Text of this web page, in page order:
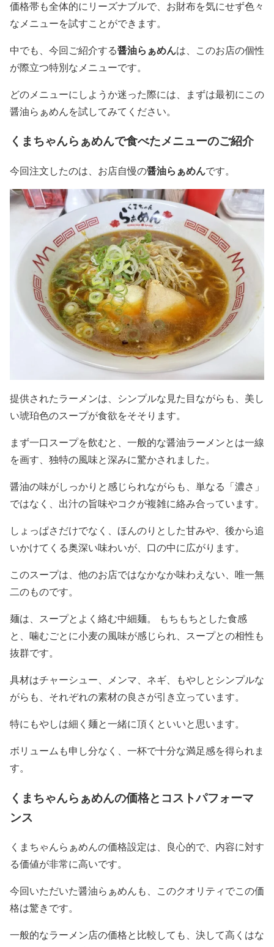
価格帯も全体的にリーズナブルで、お財布を気にせず色々
なメニューを試すことができます。
中でも、今回ご紹介する醤油らぁめんは、このお店の個性
が際立つ特別なメニューです。
どのメニューにしようか迷った際には、まずは最初にこの
醤油らぁめんを試してみてください。
くまちゃんらぁめんで食べたメニューのご紹介
今回注文したのは、お店自慢の醤油らぁめんです。
提供されたラーメンは、シンプルな見た目ながらも、美し
い琥珀色のスープが食欲をそそります。
まず一口スープを飲むと、一般的な醤油ラーメンとは一線
を画す、独特の風味と深みに驚かされました。
醤油の味がしっかりと感じられながらも、単なる「濃さ」
ではなく、出汁の旨味やコクが複雑に絡み合っています。
しょっぱさだけでなく、ほんのりとした甘みや、後から追
いかけてくる奥深い味わいが、口の中に広がります。
このスープは、他のお店ではなかなか味わえない、唯一無
二のものです。
麺は、スープとよく絡む中細麺。 もちもちとした食感
と、噛むごとに小麦の風味が感じられ、スープとの相性も
抜群です。
具材はチャーシュー、メンマ、ネギ、もやしとシンプルな
がらも、それぞれの素材の良さが引き立っています。
特にもやしは細く麺と一緒に頂くといいと思います。
ボリュームも申し分なく、一杯で十分な満足感を得られま
す。
くまちゃんらぁめんの価格とコストパフォーマ
ンス
くまちゃんらぁめんの価格設定は、良心的で、内容に対す
る価値が非常に高いです。
今回いただいた醤油らぁめんも、このクオリティでこの価
格は驚きです。
一般的なラーメン店の価格と比較しても、決して高くはな